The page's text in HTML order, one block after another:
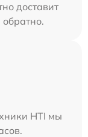
доставит
HTI мы